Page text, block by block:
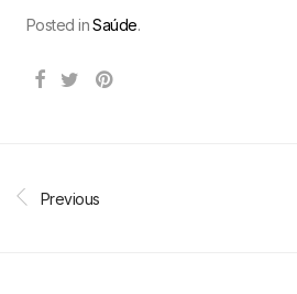
Posted inSaúde.
Previous